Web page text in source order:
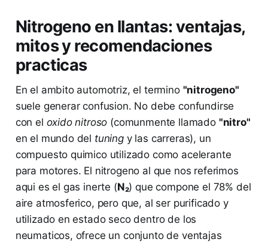
Nitrogeno en llantas: ventajas,
mitos y recomendaciones
practicas
En el ambito automotriz, el termino "nitrogeno"
suele generar confusion. No debe confundirse
con el oxido nitroso (comunmente llamado "nitro"
en el mundo del tuningy las carreras), un
compuesto quimico utilizado como acelerante
para motores. El nitrogeno al que nos referimos
aqui es el gas inerte (N₂) que compone el 78% del
aire atmosferico, pero que, al ser purificado y
utilizado en estado seco dentro de los
neumaticos, ofrece un conjunto de ventajas